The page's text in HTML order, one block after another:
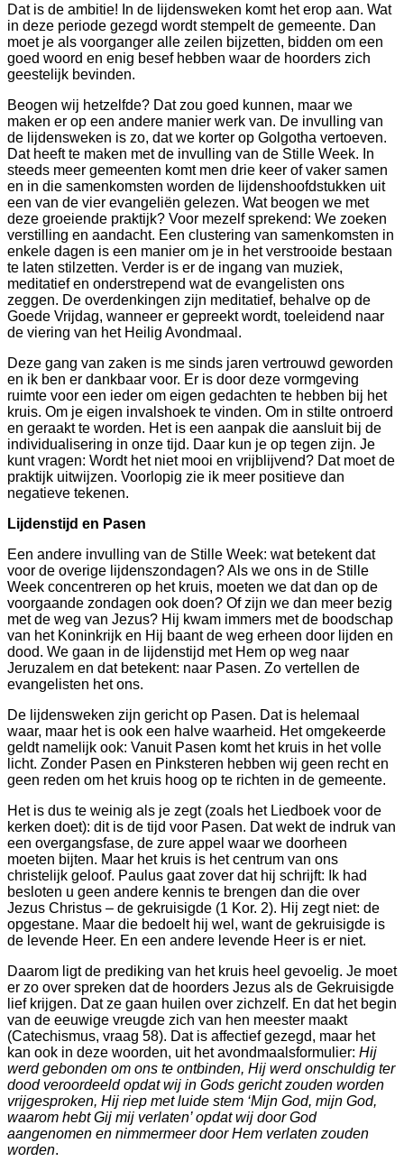
Dat is de ambitie! In de lijdensweken komt het erop aan. Wat
in deze periode gezegd wordt stempelt de gemeente. Dan
moet je als voorganger alle zeilen bijzetten, bidden om een
goed woord en enig besef hebben waar de hoorders zich
geestelijk bevinden.
Beogen wij hetzelfde? Dat zou goed kunnen, maar we
maken er op een andere manier werk van. De invulling van
de lijdensweken is zo, dat we korter op Golgotha vertoeven.
Dat heeft te maken met de invulling van de Stille Week. In
steeds meer gemeenten komt men drie keer of vaker samen
en in die samenkomsten worden de lijdenshoofdstukken uit
een van de vier evangeliën gelezen. Wat beogen we met
deze groeiende praktijk? Voor mezelf sprekend: We zoeken
verstilling en aandacht. Een clustering van samenkomsten in
enkele dagen is een manier om je in het verstrooide bestaan
te laten stilzetten. Verder is er de ingang van muziek,
meditatief en onderstrepend wat de evangelisten ons
zeggen. De overdenkingen zijn meditatief, behalve op de
Goede Vrijdag, wanneer er gepreekt wordt, toeleidend naar
de viering van het Heilig Avondmaal.
Deze gang van zaken is me sinds jaren vertrouwd geworden
en ik ben er dankbaar voor. Er is door deze vormgeving
ruimte voor een ieder om eigen gedachten te hebben bij het
kruis. Om je eigen invalshoek te vinden. Om in stilte ontroerd
en geraakt te worden. Het is een aanpak die aansluit bij de
individualisering in onze tijd. Daar kun je op tegen zijn. Je
kunt vragen: Wordt het niet mooi en vrijblijvend? Dat moet de
praktijk uitwijzen. Voorlopig zie ik meer positieve dan
negatieve tekenen.
Lijdenstijd en Pasen
Een andere invulling van de Stille Week: wat betekent dat
voor de overige lijdenszondagen? Als we ons in de Stille
Week concentreren op het kruis, moeten we dat dan op de
voorgaande zondagen ook doen? Of zijn we dan meer bezig
met de weg van Jezus? Hij kwam immers met de boodschap
van het Koninkrijk en Hij baant de weg erheen door lijden en
dood. We gaan in de lijdenstijd met Hem op weg naar
Jeruzalem en dat betekent: naar Pasen. Zo vertellen de
evangelisten het ons.
De lijdensweken zijn gericht op Pasen. Dat is helemaal
waar, maar het is ook een halve waarheid. Het omgekeerde
geldt namelijk ook: Vanuit Pasen komt het kruis in het volle
licht. Zonder Pasen en Pinksteren hebben wij geen recht en
geen reden om het kruis hoog op te richten in de gemeente.
Het is dus te weinig als je zegt (zoals het Liedboek voor de
kerken doet): dit is de tijd voor Pasen. Dat wekt de indruk van
een overgangsfase, de zure appel waar we doorheen
moeten bijten. Maar het kruis is het centrum van ons
christelijk geloof. Paulus gaat zover dat hij schrijft:
Ik had
besloten u geen andere kennis te brengen dan die over
Jezus Christus – de gekruisigde (1 Kor. 2). Hij zegt niet: de
opgestane. Maar die bedoelt hij wel, want de gekruisigde is
de levende Heer. En een andere levende Heer is er niet.
Daarom ligt de prediking van het kruis heel gevoelig. Je moet
er zo over spreken dat de hoorders Jezus als de Gekruisigde
lief krijgen. Dat ze gaan huilen over zichzelf. En dat het begin
van de eeuwige vreugde zich van hen meester maakt
(Catechismus, vraag 58). Dat is affectief gezegd, maar het
kan ook in deze woorden, uit het avondmaalsformulier: Hij
werd gebonden om ons te ontbinden, Hij werd onschuldig ter
dood veroordeeld opdat wij in Gods gericht zouden worden
vrijgesproken, Hij riep met luide stem ‘Mijn God, mijn God,
waarom hebt Gij mij verlaten’ opdat wij door God
aangenomen en nimmermeer door Hem verlaten zouden
worden.